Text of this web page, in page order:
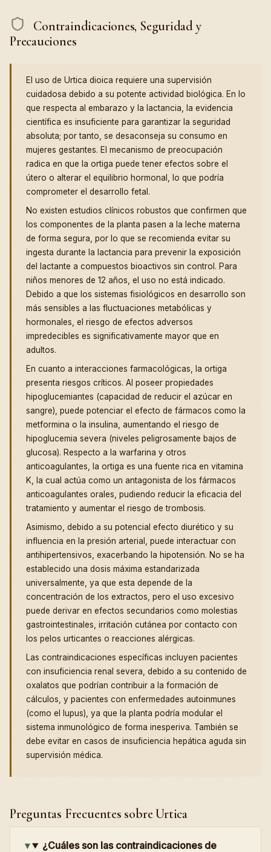
Contraindicaciones, Seguridad y
Precauciones
El uso de Urtica dioica requiere una supervisión
cuidadosa debido a su potente actividad biológica. En lo
que respecta al embarazo y la lactancia, la evidencia
científica es insuficiente para garantizar la seguridad
absoluta; por tanto, se desaconseja su consumo en
mujeres gestantes. El mecanismo de preocupación
radica en que la ortiga puede tener efectos sobre el
útero o alterar el equilibrio hormonal, lo que podría
comprometer el desarrollo fetal.
No existen estudios clínicos robustos que confirmen que
los componentes de la planta pasen a la leche materna
de forma segura, por lo que se recomienda evitar su
ingesta durante la lactancia para prevenir la exposición
del lactante a compuestos bioactivos sin control. Para
niños menores de 12 años, el uso no está indicado.
Debido a que los sistemas fisiológicos en desarrollo son
más sensibles a las fluctuaciones metabólicas y
hormonales, el riesgo de efectos adversos
impredecibles es significativamente mayor que en
adultos.
En cuanto a interacciones farmacológicas, la ortiga
presenta riesgos críticos. Al poseer propiedades
hipoglucemiantes (capacidad de reducir el azúcar en
sangre), puede potenciar el efecto de fármacos como la
metformina o la insulina, aumentando el riesgo de
hipoglucemia severa (niveles peligrosamente bajos de
glucosa). Respecto a la warfarina y otros
anticoagulantes, la ortiga es una fuente rica en vitamina
K, la cual actúa como un antagonista de los fármacos
anticoagulantes orales, pudiendo reducir la eficacia del
tratamiento y aumentar el riesgo de trombosis.
Asimismo, debido a su potencial efecto diurético y su
influencia en la presión arterial, puede interactuar con
antihipertensivos, exacerbando la hipotensión. No se ha
establecido una dosis máxima estandarizada
universalmente, ya que esta depende de la
concentración de los extractos, pero el uso excesivo
puede derivar en efectos secundarios como molestias
gastrointestinales, irritación cutánea por contacto con
los pelos urticantes o reacciones alérgicas.
Las contraindicaciones específicas incluyen pacientes
con insuficiencia renal severa, debido a su contenido de
oxalatos que podrían contribuir a la formación de
cálculos, y pacientes con enfermedades autoinmunes
(como el lupus), ya que la planta podría modular el
sistema inmunológico de forma inesperiva. También se
debe evitar en casos de insuficiencia hepática aguda sin
supervisión médica.
Preguntas Frecuentes sobre Urtica
¿Cuáles son las contraindicaciones de